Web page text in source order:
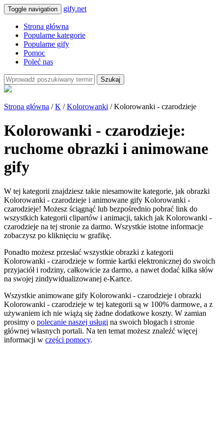
Toggle navigation gify.net
Strona główna
Popularne kategorie
Popularne gify
Pomoc
Poleć nas
Szukaj
Strona główna /K /Kolorowanki / Kolorowanki - czarodzieje
Kolorowanki - czarodzieje:
ruchome obrazki i animowane
gify
W tej kategorii znajdziesz takie niesamowite kategorie, jak obrazki
Kolorowanki - czarodzieje i animowane gify Kolorowanki -
czarodzieje! Możesz ściągnąć lub bezpośrednio pobrać link do
wszystkich kategorii clipartów i animacji, takich jak Kolorowanki -
czarodzieje na tej stronie za darmo. Wszystkie istotne informacje
zobaczysz po kliknięciu w grafikę.
Ponadto możesz przesłać wszystkie obrazki z kategorii
Kolorowanki - czarodzieje w formie kartki elektronicznej do swoich
przyjaciół i rodziny, całkowicie za darmo, a nawet dodać kilka słów
na swojej zindywidualizowanej e-Kartce.
Wszystkie animowane gify Kolorowanki - czarodzieje i obrazki
Kolorowanki - czarodzieje w tej kategorii są w 100% darmowe, a z
używaniem ich nie wiążą się żadne dodatkowe koszty. W zamian
prosimy o polecanie naszej usługi na swoich blogach i stronie
głównej własnych portali. Na ten temat możesz znaleźć więcej
informacji w części pomocy.